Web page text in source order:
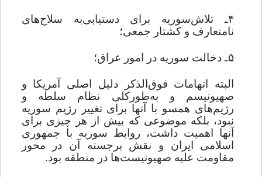
۴ـ تلاش‌سوریه برای دستیابی‌به سلاح
های
‌نامتعارف‌ و‌ کشتار ‌جمعی؛
۵ـ دخالت سوریه در امور عراق؛
البته اتهامات فوق الذکر دلیل اصلی آمریکا و
صهیونیسم و به‌طورکلی نظام سلطه و
رژیمهای همسو با آنها برای تغییر رژیم سوریه
نبود، بلکه موضوعی که ‌بیش از هر چیزی برای
آنها اهمیت داشت، روابط سوریه با جمهوری
اسلامی ایران و نقش برجسته آن در محور
مقاومت علیه صهیونیستها‌ در منطقه بود.